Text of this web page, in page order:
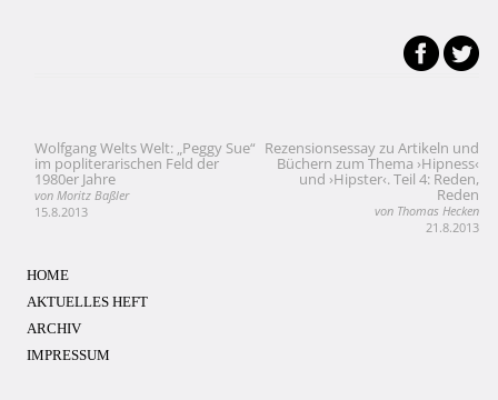
Beitragsnavigation
Wolfgang Welts Welt: „Peggy Sue“
im popliterarischen Feld der
1980er Jahre
von Moritz Baßler
15.8.2013
Rezensionsessay zu Artikeln und
Büchern zum Thema ›Hipness‹
und ›Hipster‹. Teil 4: Reden,
Reden
von Thomas Hecken
21.8.2013
HOME
AKTUELLES HEFT
ARCHIV
IMPRESSUM